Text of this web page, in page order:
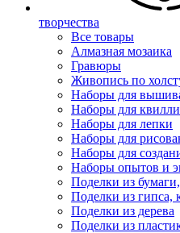
творчества
Все товары
Алмазная мозаика
Гравюры
Живопись по
Наборы для
Наборы для
Наборы для лепки
Наборы для
Наборы для
Наборы опытов и
Поделки из
Поделки из гипса,
Поделки из дерева
Поделки из